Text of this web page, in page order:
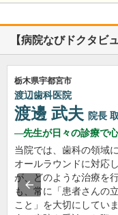
【病院なびドクタビ
栃木県宇都宮市
渡辺歯科医院
渡邊 武夫 院長
先生が日々の診療で
当院では、歯科の領域
オールラウンドに対応
が、どのような治療を
も、常に「患者さんの
こと」を大切にしてい